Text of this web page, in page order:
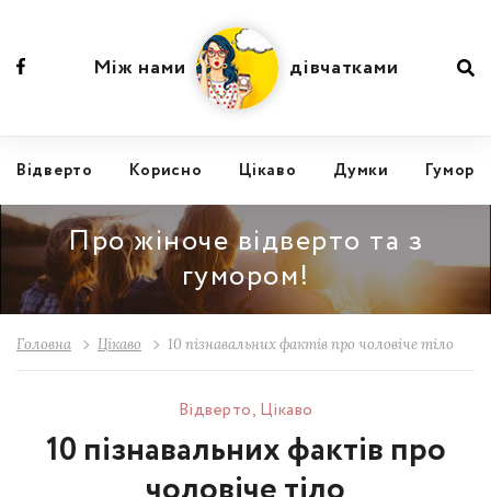
Відвертo Корисно Цікаво Думки Гумор
Між нами дівчатками
Про жіноче відверто та з
гумором!
Головна Цікаво 10 пізнавальних фактів про чоловіче тіло
Відвертo, Цікаво
10 пізнавальних фактів про